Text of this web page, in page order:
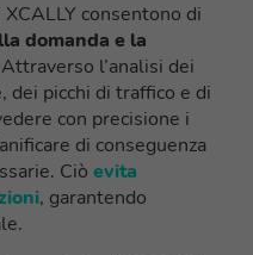
consentono di
domanda e la
l’analisi dei
picchi di traffico e di
con precisione i
di conseguenza
Ciò evita
, garantendo